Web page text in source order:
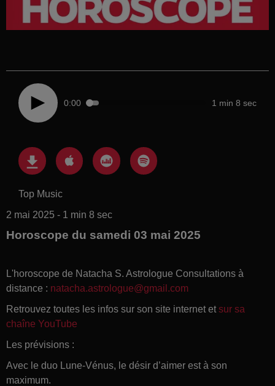
0:00 1 min 8 sec
Top Music
2 mai 2025 - 1 min 8 sec
Horoscope du samedi 03 mai 2025
L'horoscope de Natacha S. Astrologue Consultations à
distance : natacha.astrologue@gmail.com
Retrouvez toutes les infos sur son site internet et sur sa
chaîne YouTube
Les prévisions :
Avec le duo Lune-Vénus, le désir d’aimer est à son
maximum.